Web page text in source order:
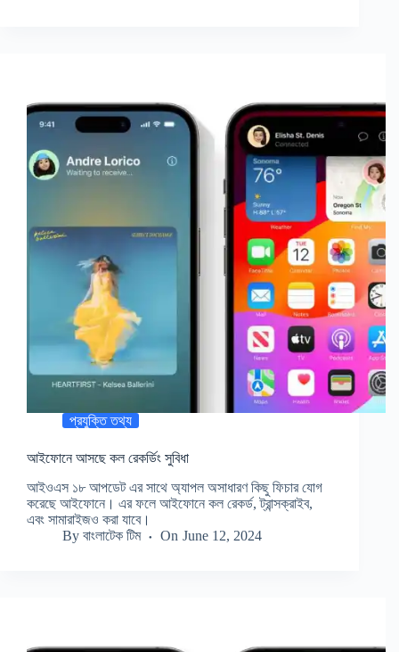
প্রযুক্তি তথ্য
আইফোনে আসছে কল রেকর্ডিং সুবিধা
আইওএস ১৮ আপডেট এর সাথে অ্যাপল অসাধারণ কিছু ফিচার যোগ
করেছে আইফোনে। এর ফলে আইফোনে কল রেকর্ড, ট্রান্সক্রাইব,
এবং সামারাইজও করা যাবে।
By বাংলাটেক টিম On June 12, 2024